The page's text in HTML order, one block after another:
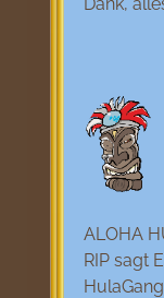
ALOHA
RIP sagt